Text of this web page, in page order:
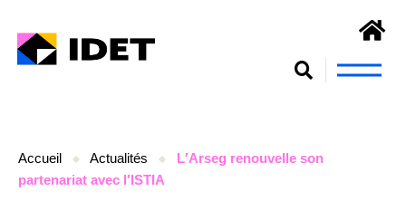
Accueil Actualités
L′Arseg renouvelle son
partenariat avec l′ISTIA